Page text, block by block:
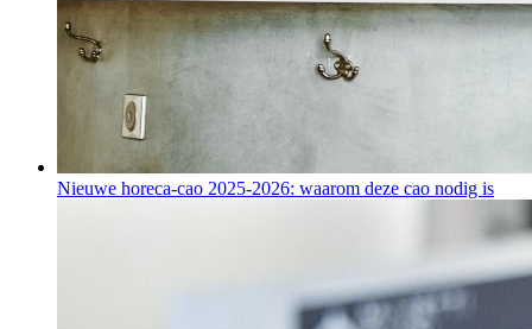
Nieuwe horeca-cao 2025-2026: waarom deze cao nodig is